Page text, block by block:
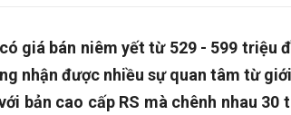
giá bán niêm yết từ 529 - 599 triệu
nhận được nhiều sự quan tâm từ
bản cao cấp RS mà chênh nhau 30